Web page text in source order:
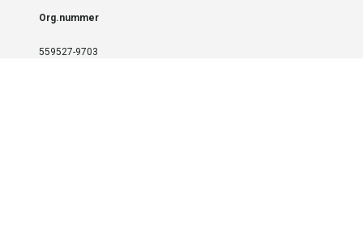
Org.nummer
559527-9703